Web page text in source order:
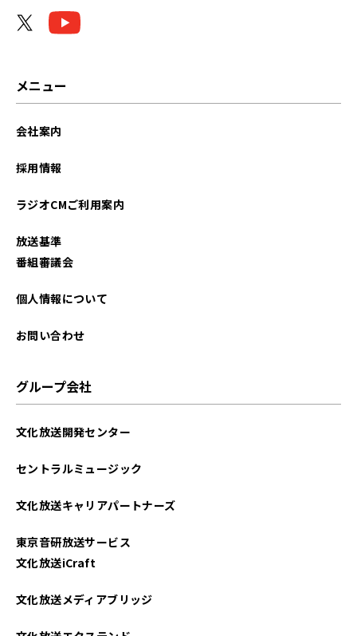
メニュー
会社案内
採用情報
ラジオCMご利用案内
放送基準
番組審議会
個人情報について
お問い合わせ
グループ会社
文化放送開発センター
セントラルミュージック
文化放送キャリアパートナーズ
東京音研放送サービス
文化放送iCraft
文化放送メディアブリッジ